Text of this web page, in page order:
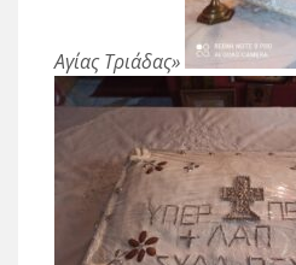
Αγίας Τριάδας»